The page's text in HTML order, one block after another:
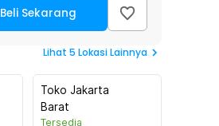
Beli Sekarang
Lihat 5 Lokasi Lainnya
Toko Jakarta
Barat
Tersedia